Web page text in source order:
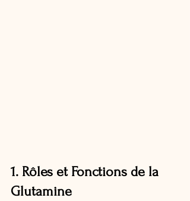
1. Rôles et Fonctions de la
Glutamine